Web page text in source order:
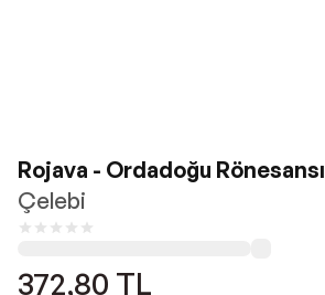
Rojava - Ordadoğu Rönesansı
Çelebi
372,80 TL